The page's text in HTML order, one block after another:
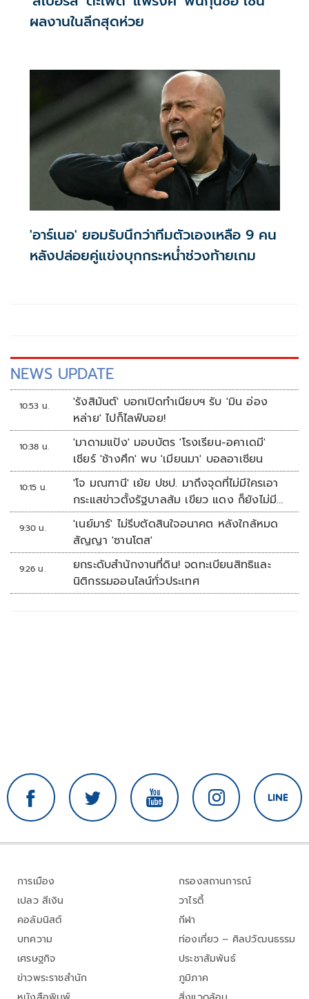
ผลงานในลีกสุดห่วย
'อาร์เนอ' ยอมรับนึกว่าทีมตัวเองเหลือ 9 คน
หลังปล่อยคู่แข่งบุกกระหน่ำช่วงท้ายเกม
NEWS UPDATE
10:53 น.
'รังสิมันต์' บอกเปิดทำเนียบฯ รับ 'มิน อ่อง
หล่าย' ไปก็ไลฟ์บอย!
10:38 น.
'มาดามแป้ง' มอบบัตร 'โรงเรียน-อคาเดมี'
เชียร์ 'ช้างศึก' พบ 'เมียนมา' บอลอาเซียน
10:15 น.
'โจ มณฑานี' เย้ย ปชป. มาถึงจุดที่ไม่มีใครเอา
กระแสข่าวตั้งรัฐบาลส้ม เขียว แดง ก็ยังไม่มีฟ้า
เลย
9:30 น.
'เนย์มาร์' ไม่รีบตัดสินใจอนาคต หลังใกล้หมด
สัญญา 'ซานโตส'
9:26 น.
ยกระดับสำนักงานที่ดิน! จดทะเบียนสิทธิและ
นิติกรรมออนไลน์ทั่วประเทศ
การเมือง
เปลว สีเงิน
คอลัมนิสต์
บทความ
เศรษฐกิจ
ข่าวพระราชสำนัก
กรองสถานการณ์
วาไรตี้
กีฬา
ท่องเที่ยว – ศิลปวัฒนธรรม
ประชาสัมพันธ์
ภูมิภาค